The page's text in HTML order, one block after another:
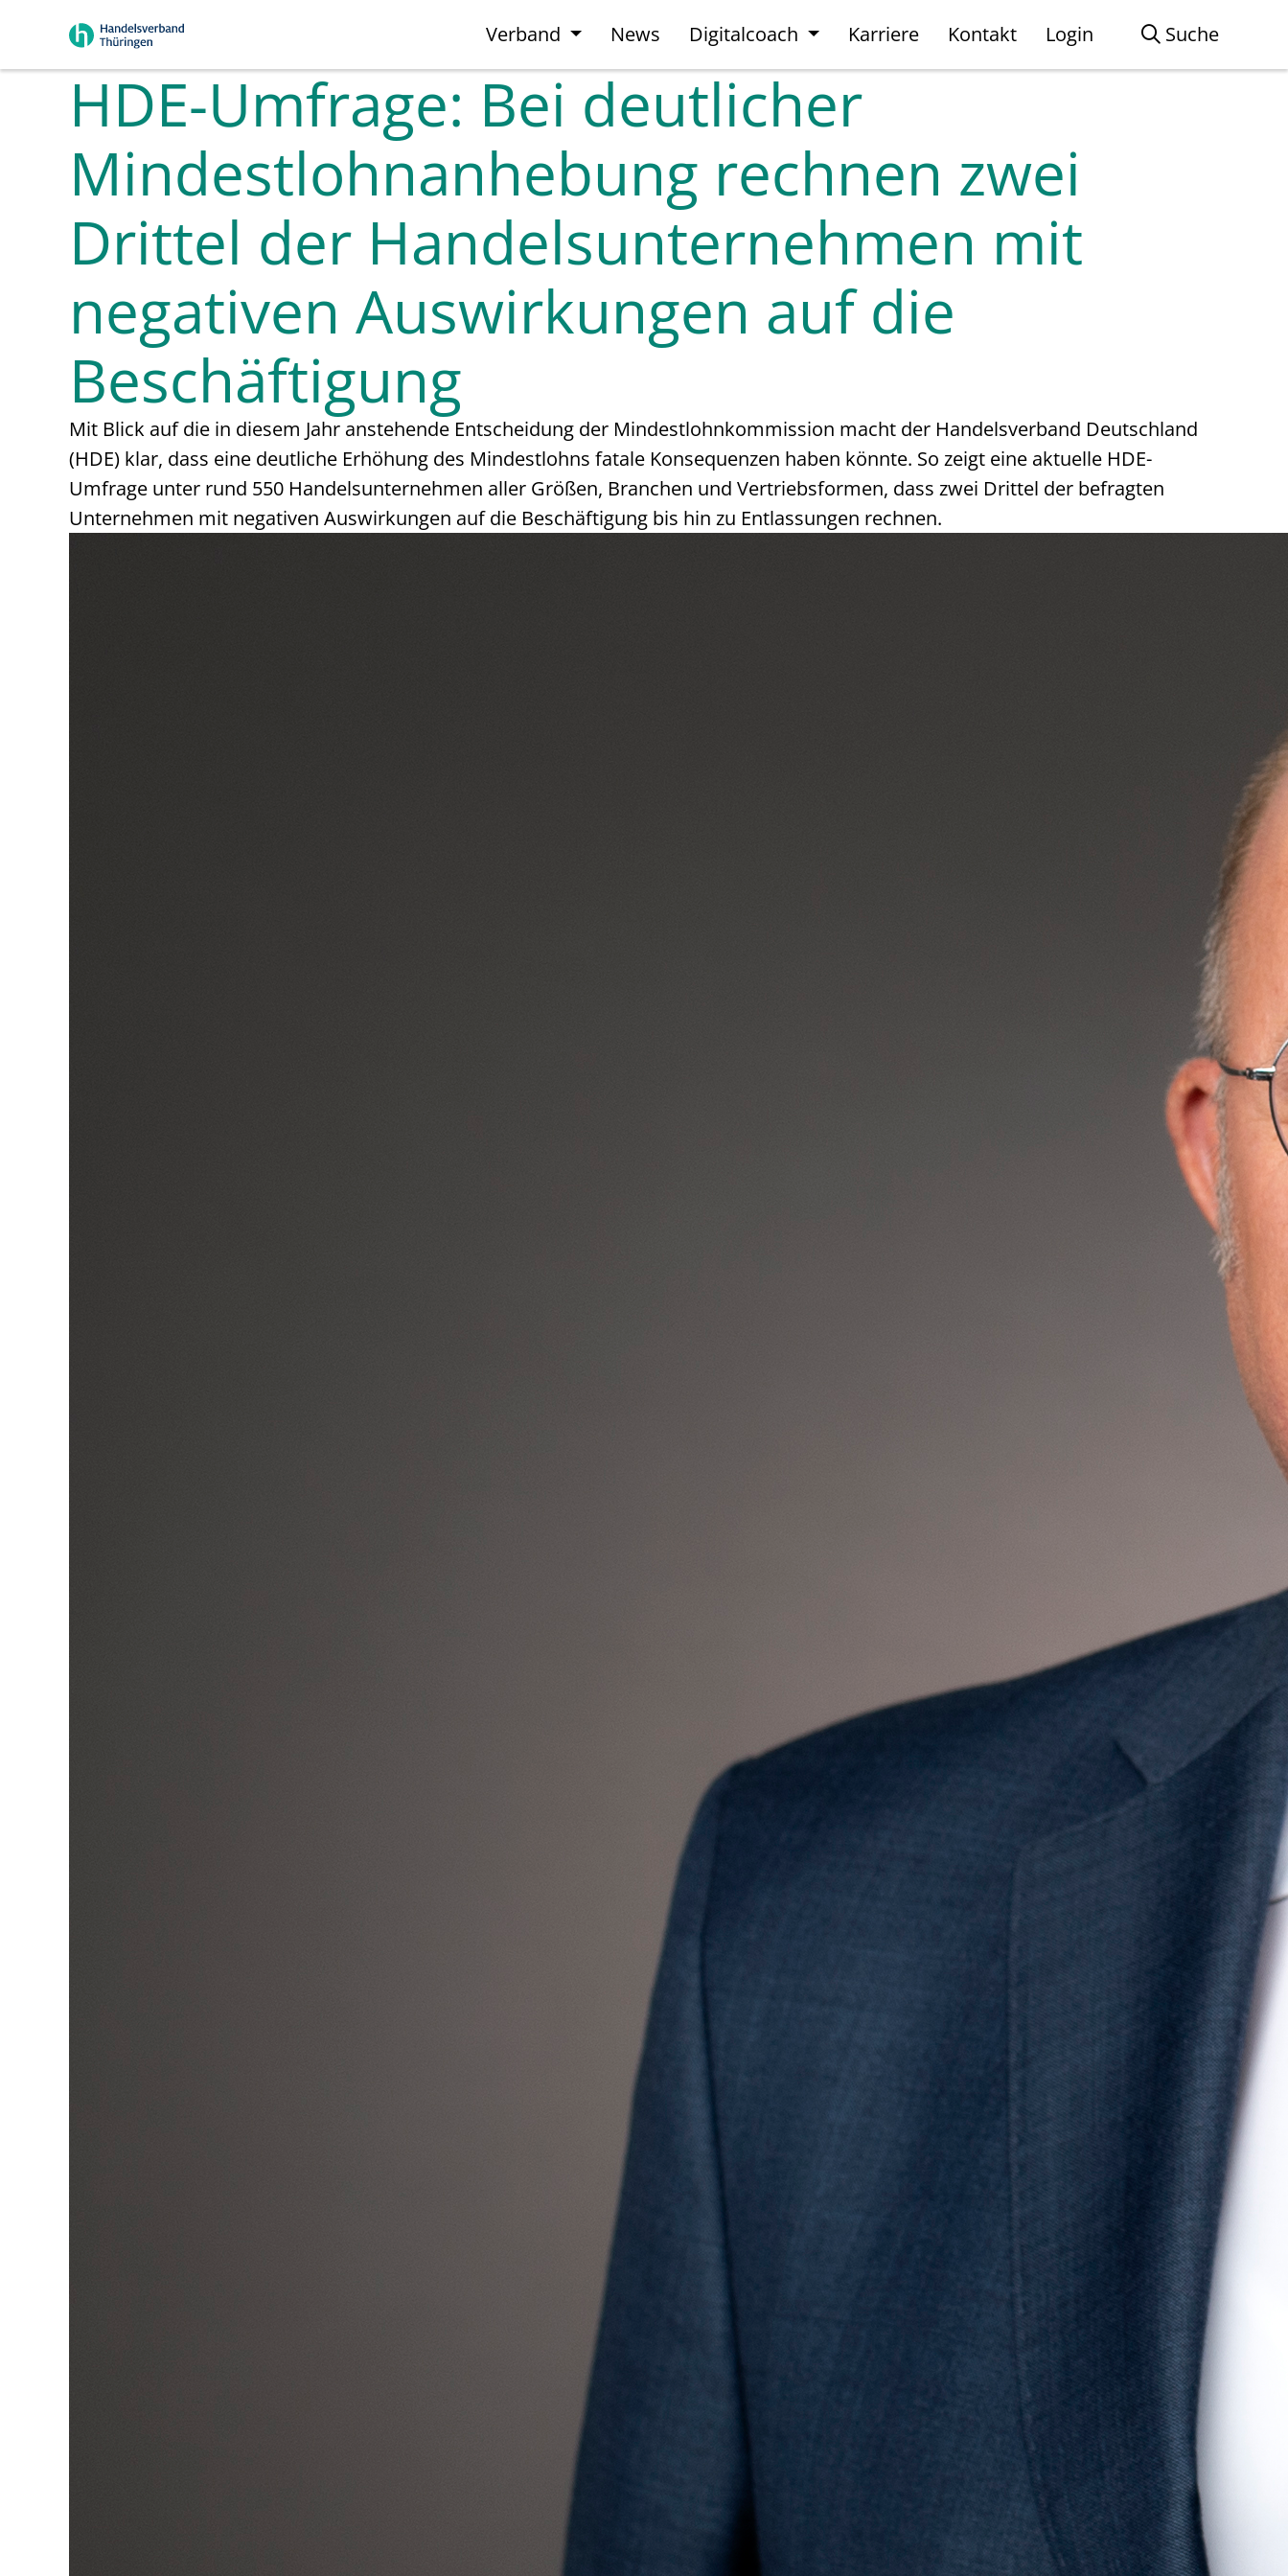
Verband News Digitalcoach Karriere Kontakt Login Suche
HDE-Umfrage: Bei deutlicher
Mindestlohnanhebung rechnen zwei
Drittel der Handelsunternehmen mit
negativen Auswirkungen auf die
Beschäftigung
Mit Blick auf die in diesem Jahr anstehende Entscheidung der Mindestlohnkommission macht der Handelsverband Deutschland
(HDE) klar, dass eine deutliche Erhöhung des Mindestlohns fatale Konsequenzen haben könnte. So zeigt eine aktuelle HDE-
Umfrage unter rund 550 Handelsunternehmen aller Größen, Branchen und Vertriebsformen, dass zwei Drittel der befragten
Unternehmen mit negativen Auswirkungen auf die Beschäftigung bis hin zu Entlassungen rechnen.